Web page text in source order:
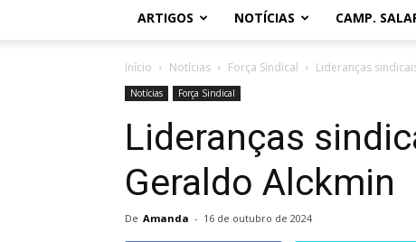
ARTIGOS NOTÍCIAS CAMP.
Início Notícias Força Sindical Lideranças
Notícias Força Sindical
Lideranças
Geraldo Alckmin
De Amanda - 16 de outubro de 2024